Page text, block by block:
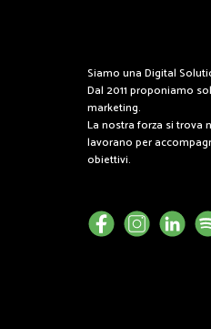
Siamo una Digital
Dal 2011 proponiamo
marketing.
La nostra forza si trova
lavorano per
obiettivi.